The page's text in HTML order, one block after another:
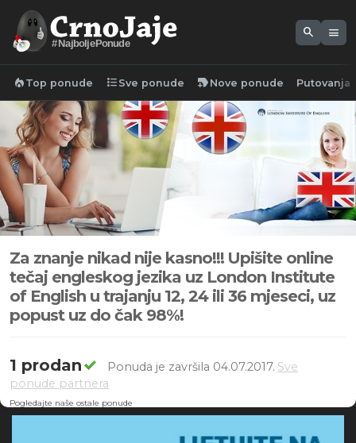
#NajboljePonude
search menu
local_fire_department Top ponude format_list_bulleted Sve ponude new_label Nove ponude Putovanja
Za znanje nikad nije kasno!!! Upišite online
tečaj engleskog jezika uz London Institute
of English u trajanju 12, 24 ili 36 mjeseci, uz
popust uz do čak 98%!
1 prodan Ponuda je završila 04.07.2017. Sve
ponude partnera
Pogledajte naše ostale ponude